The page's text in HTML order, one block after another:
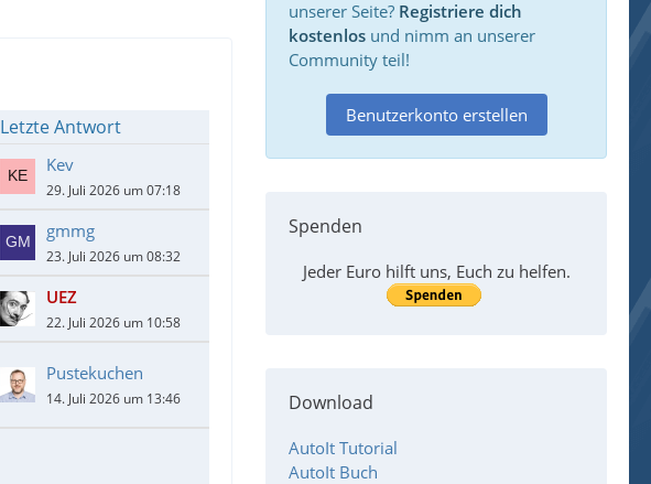
Letzte Antwort
Kev
29. Juli 2026 um 07:18
gmmg
23. Juli 2026 um 08:32
UEZ
22. Juli 2026 um 10:58
Pustekuchen
14. Juli 2026 um 13:46
unserer Seite? Registriere dich
kostenlos und nimm an unserer
Community teil!
Benutzerkonto erstellen
Spenden
Jeder Euro hilft uns, Euch zu helfen.
Download
AutoIt Tutorial
AutoIt Buch